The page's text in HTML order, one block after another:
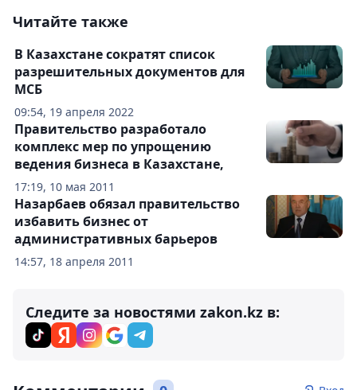
Читайте также
09:54, 19 апреля 2022
В Казахстане сократят список
разрешительных документов для
МСБ
17:19, 10 мая 2011
Правительство разработало
комплекс мер по упрощению
ведения бизнеса в Казахстане,
14:57, 18 апреля 2011
Назарбаев обязал правительство
избавить бизнес от
административных барьеров
Следите за новостями zakon.kz в: